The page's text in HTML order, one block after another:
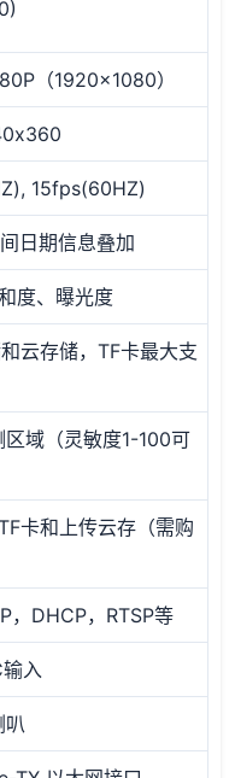
（1920x1080）
15fps(60HZ)
日期信息叠加
度、曝光度
云存储，TF卡最大支
域（灵敏度1-100可
卡和上传云存（需购
，DHCP，RTSP等
入
叭